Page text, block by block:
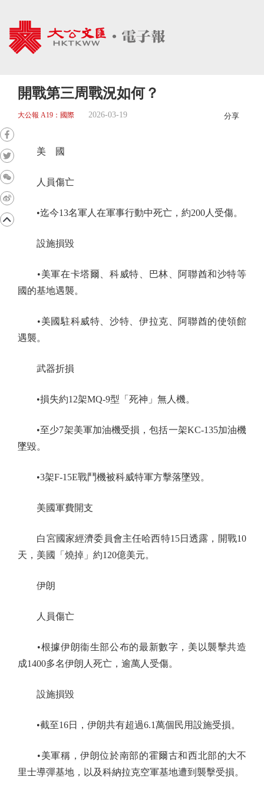
開戰第三周戰況如何？
大公報 A19：國際 2026-03-19 分享
美 國
人員傷亡
•迄今13名軍人在軍事行動中死亡，約200人受傷。
設施損毀
•美軍在卡塔爾、科威特、巴林、阿聯酋和沙特等
國的基地遇襲。
•美國駐科威特、沙特、伊拉克、阿聯酋的使領館
遇襲。
武器折損
•損失約12架MQ-9型「死神」無人機。
•至少7架美軍加油機受損，包括一架KC-135加油機
墜毀。
•3架F-15E戰鬥機被科威特軍方擊落墜毀。
美國軍費開支
白宮國家經濟委員會主任哈西特15日透露，開戰10
天，美國「燒掉」約120億美元。
伊朗
人員傷亡
•根據伊朗衞生部公布的最新數字，美以襲擊共造
成1400多名伊朗人死亡，逾萬人受傷。
設施損毀
•截至16日，伊朗共有超過6.1萬個民用設施受損。
•美軍稱，伊朗位於南部的霍爾古和西北部的大不
里士導彈基地，以及科納拉克空軍基地遭到襲擊受損。